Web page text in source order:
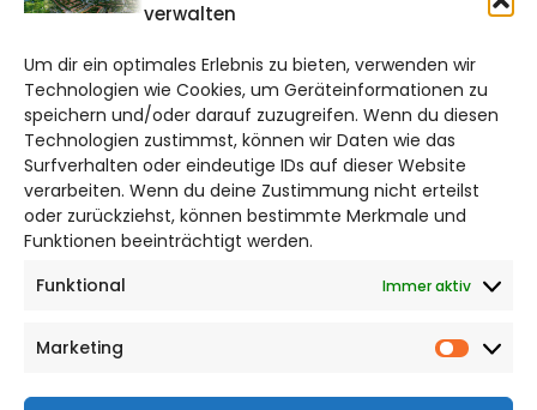
verwalten
Um dir ein optimales Erlebnis zu bieten, verwenden wir
Technologien wie Cookies, um Geräteinformationen zu
speichern und/oder darauf zuzugreifen. Wenn du diesen
Technologien zustimmst, können wir Daten wie das
Surfverhalten oder eindeutige IDs auf dieser Website
verarbeiten. Wenn du deine Zustimmung nicht erteilst
oder zurückziehst, können bestimmte Merkmale und
Funktionen beeinträchtigt werden.
Funktional
Immer aktiv
Marketing
Bruchtorwall 12
38100 Braunschweig
Telefon: 0531 387220 – 65
DAS STADTMAGAZIN FÜR
SALZGITTER
Impressum
Cookie Richtlinie